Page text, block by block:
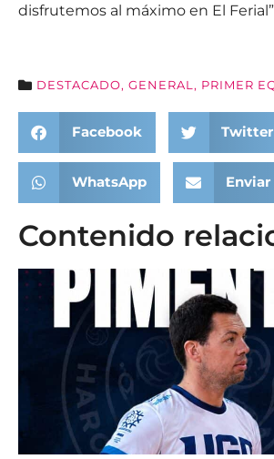
disfrutemos al máximo en El
DESTACADO, GENERAL , PRIMER
Facebook Twitter
WhatsApp
Contenido